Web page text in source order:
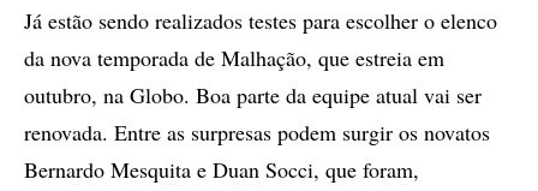
Já estão sendo realizados testes para escolher o elenco
da nova temporada de Malhação, que estreia em
outubro, na Globo. Boa parte da equipe atual vai ser
renovada. Entre as surpresas podem surgir os novatos
Bernardo Mesquita e Duan Socci, que foram,